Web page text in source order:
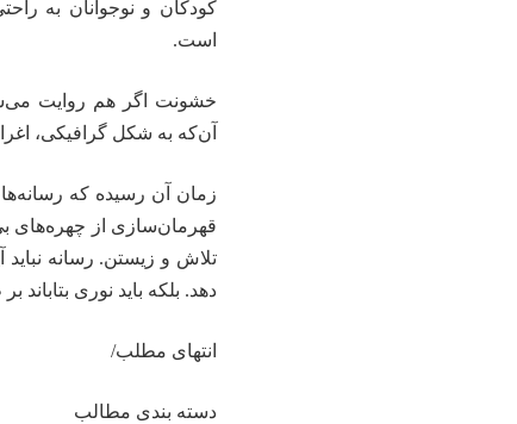
کودکان و نوجوانان به
است.
خشونت اگر هم روایت
آن‌که به شکل گرافیکی،
زمان آن رسیده که
قهرمان‌سازی از چهره‌های
تلاش و زیستن. رسانه
دهد. بلکه باید نوری
انتهای مطلب/
دسته بندی مطالب